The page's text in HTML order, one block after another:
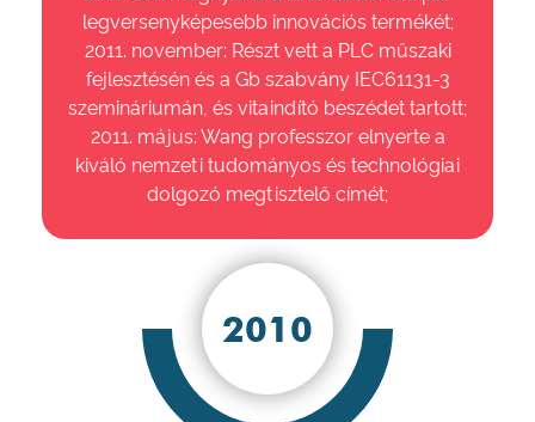
legversenyképesebb innovációs termékét;
2011. november: Részt vett a PLC műszaki
fejlesztésén és a Gb szabvány IEC61131-3
szemináriumán, és vitaindító beszédet tartott;
2011. május: Wang professzor elnyerte a
kiváló nemzeti tudományos és technológiai
dolgozó megtisztelő címét;
2010